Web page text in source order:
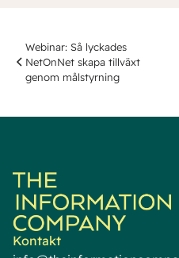
Webinar: Så lyckades
NetOnNet skapa tillväxt
genom målstyrning
Kontakt